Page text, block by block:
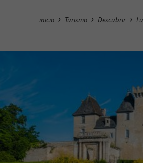
inicio Turismo Descubrir